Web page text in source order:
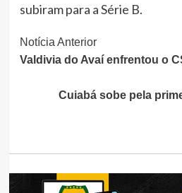
subiram para a Série B.
Continue
Lendo
Notícia Anterior
Valdivia do Avaí enfrentou o
Cuiabá sobe pela